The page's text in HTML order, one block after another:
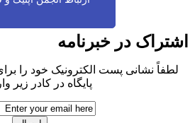
در خبرنامه
لطفاً نشانی پست الکترونیک خود را
پایگاه در کادر زیر